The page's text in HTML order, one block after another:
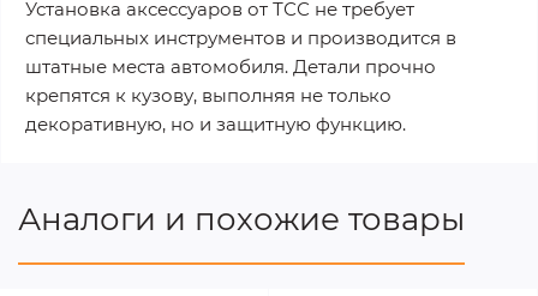
Установка аксессуаров от ТСС не требует
специальных инструментов и производится в
штатные места автомобиля. Детали прочно
крепятся к кузову, выполняя не только
декоративную, но и защитную функцию.
Аналоги и похожие товары